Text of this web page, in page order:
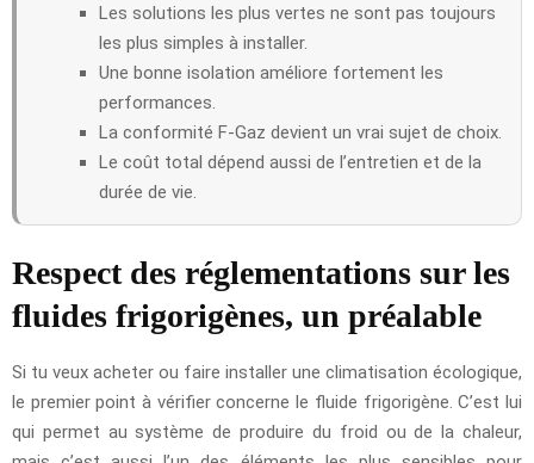
Les solutions les plus vertes ne sont pas toujours
les plus simples à installer.
Une bonne isolation améliore fortement les
performances.
La conformité F-Gaz devient un vrai sujet de choix.
Le coût total dépend aussi de l’entretien et de la
durée de vie.
Respect des réglementations sur les
fluides frigorigènes, un préalable
Si tu veux acheter ou faire installer une climatisation écologique,
le premier point à vérifier concerne le fluide frigorigène. C’est lui
qui permet au système de produire du froid ou de la chaleur,